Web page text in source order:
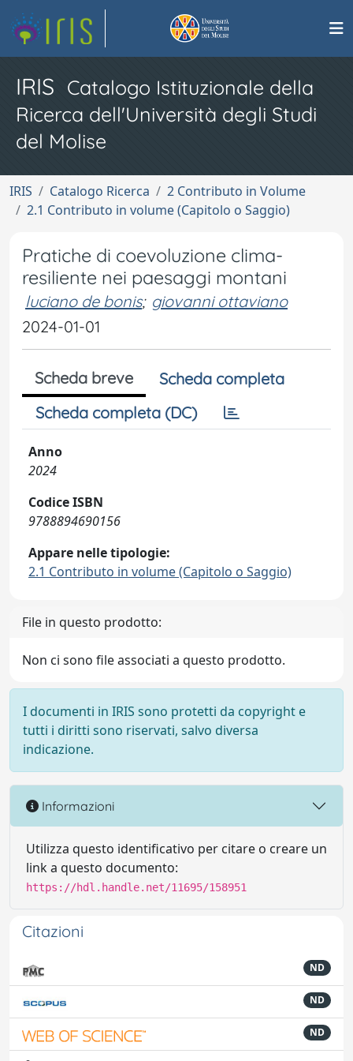
IRIS Catalogo Istituzionale della
Ricerca dell'Università degli Studi
del Molise
IRIS Catalogo Ricerca
2 Contributo in Volume
2.1 Contributo in volume (Capitolo o Saggio)
Pratiche di coevoluzione clima-
resiliente nei paesaggi montani
luciano de bonis; giovanni ottaviano
2024-01-01
Scheda breve
Scheda completa
Scheda completa (DC)
Anno
2024
Codice ISBN
9788894690156
Appare nelle tipologie:
2.1 Contributo in volume (Capitolo o Saggio)
File in questo prodotto:
Non ci sono file associati a questo prodotto.
I documenti in IRIS sono protetti da copyright e
tutti i diritti sono riservati, salvo diversa
indicazione.
Informazioni
Utilizza questo identificativo per citare o creare un
link a questo documento:
https://hdl.handle.net/11695/158951
Citazioni
ND
ND
ND